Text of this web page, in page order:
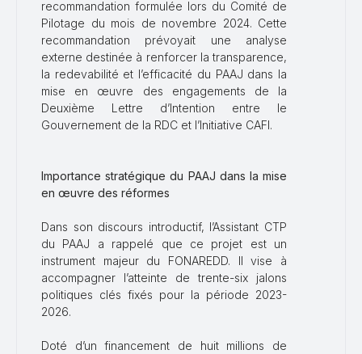
recommandation formulée lors du Comité de
Pilotage du mois de novembre 2024. Cette
recommandation prévoyait une analyse
externe destinée à renforcer la transparence,
la redevabilité et l’efficacité du PAAJ dans la
mise en œuvre des engagements de la
Deuxième Lettre d’Intention entre le
Gouvernement de la RDC et l’Initiative CAFI.
Importance stratégique du PAAJ dans la mise
en œuvre des réformes
Dans son discours introductif, l’Assistant CTP
du PAAJ a rappelé que ce projet est un
instrument majeur du FONAREDD. Il vise à
accompagner l’atteinte de trente-six jalons
politiques clés fixés pour la période 2023-
2026.
Doté d’un financement de huit millions de